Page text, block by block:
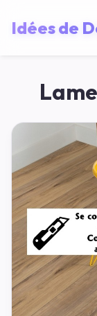
Idées de